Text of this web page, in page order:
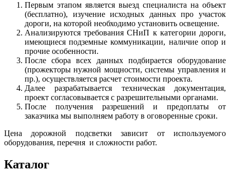
Первым этапом является выезд специалиста на объект
(бесплатно), изучение исходных данных про участок
дороги, на которой необходимо установить освещение.
Анализируются требования СНиП к категории дороги,
имеющиеся подземные коммуникации, наличие опор и
прочие особенности.
После сбора всех данных подбирается оборудование
(прожекторы нужной мощности, системы управления и
пр.), осуществляется расчет стоимости проекта.
Далее разрабатывается техническая документация,
проект согласовывается с разрешительными органами.
После получения разрешений и предоплаты от
заказчика мы выполняем работу в оговоренные сроки.
Цена дорожной подсветки зависит от используемого
оборудования, перечня и сложности работ.
Каталог